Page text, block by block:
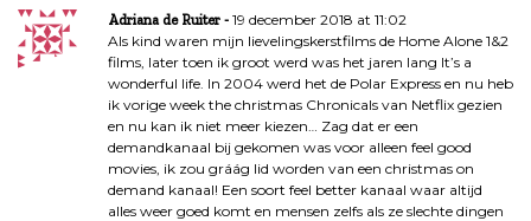
Adriana de Ruiter
19 december 2018 at 11:02
Als kind waren mijn lievelingskerstfilms de Home Alone 1&2
films, later toen ik groot werd was het jaren lang It’s a
wonderful life. In 2004 werd het de Polar Express en nu heb
ik vorige week the christmas Chronicals van Netflix gezien
en nu kan ik niet meer kiezen… Zag dat er een
demandkanaal bij gekomen was voor alleen feel good
movies, ik zou gráág lid worden van een christmas on
demand kanaal! Een soort feel better kanaal waar altijd
alles weer goed komt en mensen zelfs als ze slechte dingen